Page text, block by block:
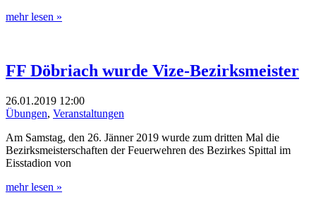
mehr lesen »
FF Döbriach wurde Vize-Bezirksmeister
26.01.2019 12:00
Übungen, Veranstaltungen
Am Samstag, den 26. Jänner 2019 wurde zum dritten Mal die
Bezirksmeisterschaften der Feuerwehren des Bezirkes Spittal im
Eisstadion von
mehr lesen »